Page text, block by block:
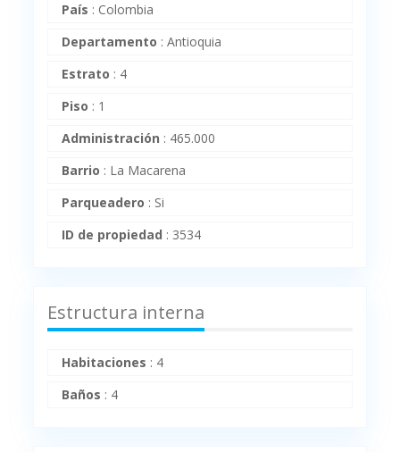
País : Colombia
Departamento :Antioquia
Estrato : 4
Piso : 1
Administración : 465.000
Barrio : La Macarena
Parqueadero : Si
ID de propiedad : 3534
Estructura interna
Habitaciones : 4
Baños : 4